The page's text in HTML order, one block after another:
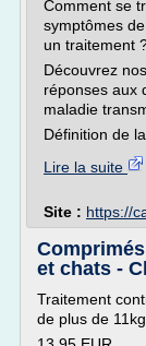
Comment se
symptômes
un traitement
Découvrez
réponses aux
maladie
Définition de
Lire la suite
Site : https://
et chats -
Traitement
de plus de 11kg.